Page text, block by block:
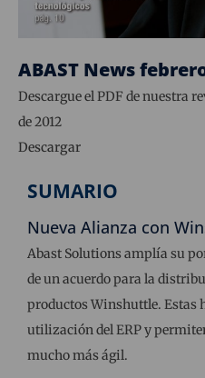
ABAST News
Descargue el PDF de nuestra
de 2012
Descargar
SUMARIO
Nueva Alianza con
Abast Solutions amplía su
de un acuerdo para la
productos Winshuttle. Estas
utilización del ERP y
mucho más ágil.